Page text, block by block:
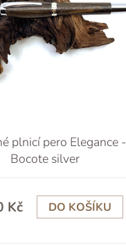
plnicí pero Elegance -
Bocote silver
Kč DO KOŠÍKU